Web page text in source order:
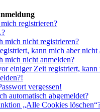
registrieren?
mich nicht registrieren?
kann mich aber nicht
mich nicht anmelden?
einiger Zeit registriert, kann
vergessen!
automatisch abgemeldet?
„Alle Cookies